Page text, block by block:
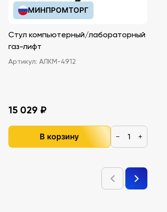
МИНПРОМТОРГ
Стул компьютерный/лабораторный
газ-лифт
Артикул: АЛКМ-4912
15 029 ₽
В корзину − +